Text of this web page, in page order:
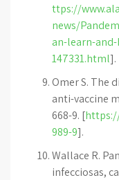
ttps://
news/
an-learn-
147331.html].
Omer S. The
anti-vaccine
668-9. [
989-9].
Wallace R.
infecciosas,